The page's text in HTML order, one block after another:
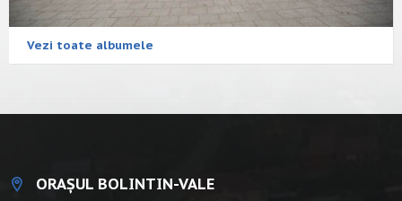
Vezi toate albumele
ORAȘUL BOLINTIN-VALE